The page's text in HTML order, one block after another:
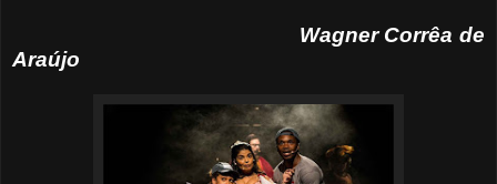
Wagner Corrêa de
Araújo